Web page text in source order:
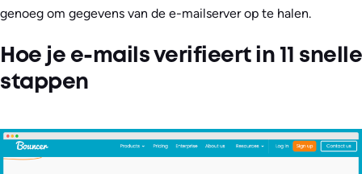
genoeg om gegevens van de e-mailserver op te halen.
Hoe je e-mails verifieert in 11 snelle
stappen